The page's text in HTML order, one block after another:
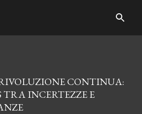
CONTINUA:
TRA INCERTEZZE E